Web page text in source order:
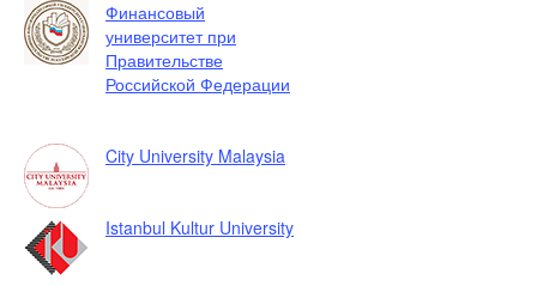
Финансовый
университет при
Правительстве
Российской Федерации
City University Malaysia
Istanbul Kultur University